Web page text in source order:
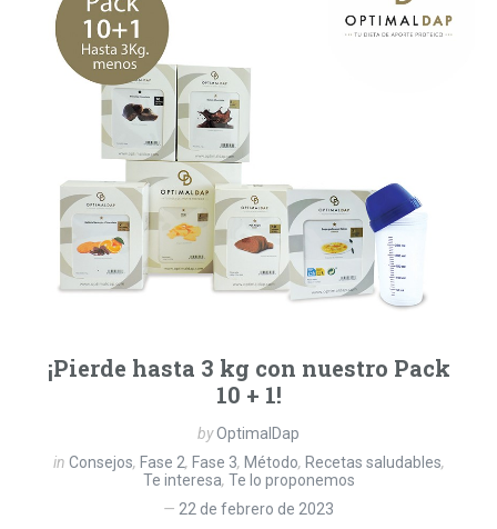
¡Pierde hasta 3 kg con nuestro Pack
10 + 1!
byOptimalDap
in Consejos, Fase 2, Fase 3, Método, Recetas saludables,
Te interesa, Te lo proponemos
22 de febrero de 2023